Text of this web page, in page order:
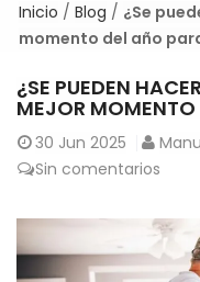
Inicio / Blog / ¿Se
momento del año
¿SE PUEDEN
MEJOR MOMENTO
30 Jun 2025
Sin comentarios